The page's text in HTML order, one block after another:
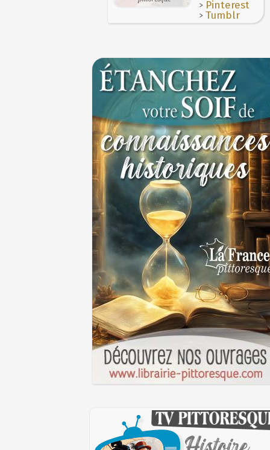
Le masque de l'ingérence ou le peuple
> Pinterest
>Tumblr